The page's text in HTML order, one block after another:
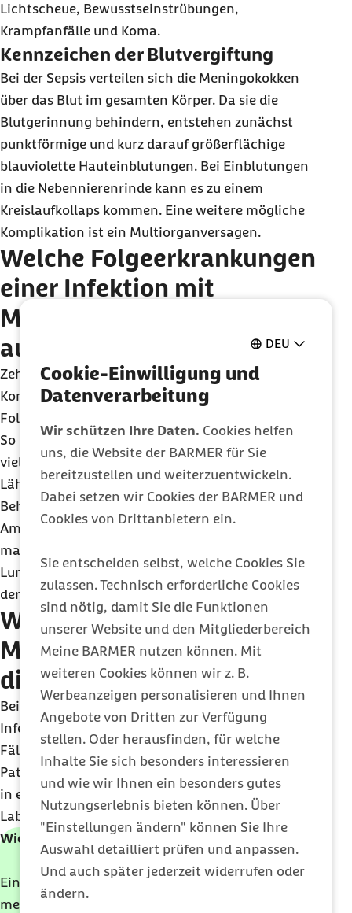
DEU
Cookie-Einwilligung und
Datenverarbeitung
Wir schützen Ihre Daten. Cookies helfen
uns, die Website der BARMER für Sie
bereitzustellen und weiterzuentwickeln.
Dabei setzen wir Cookies der BARMER und
Cookies von Drittanbietern ein.
Sie entscheiden selbst, welche Cookies Sie
zulassen. Technisch erforderliche Cookies
sind nötig, damit Sie die Funktionen
unserer Website und den Mitgliederbereich
Meine BARMER nutzen können. Mit
weiteren Cookies können wir z. B.
Werbeanzeigen personalisieren und Ihnen
Angebote von Dritten zur Verfügung
stellen. Oder herausfinden, für welche
Inhalte Sie sich besonders interessieren
und wie wir Ihnen ein besonders gutes
Nutzungserlebnis bieten können. Über
"Einstellungen ändern" können Sie Ihre
Auswahl detailliert prüfen und anpassen.
Und auch später jederzeit widerrufen oder
ändern.
Lichtscheue, Bewusstseinstrübungen,
Krampfanfälle und Koma.
Kennzeichen der Blutvergiftung
Bei der Sepsis verteilen sich die Meningokokken
über das Blut im gesamten Körper. Da sie die
Blutgerinnung behindern, entstehen zunächst
punktförmige und kurz darauf größerflächige
blauviolette Hauteinblutungen. Bei Einblutungen
in die Nebennierenrinde kann es zu einem
Kreislaufkollaps kommen. Eine weitere mögliche
Komplikation ist ein Multiorganversagen.
Welche Folgeerkrankungen
einer Infektion mit
Meningokokken können
auftreten?
Zehn bis 20 Prozent der Betroffenen erleiden
Komplikationen, die zu schweren
Folgeerkrankungen führen können.
So kann es in Folge der Hirnhautentzündung zu
vielen verschiedenen bleibenden Schäden wie
Lähmungen, Krämpfen, Hörverlust und geistiger
Behinderung kommen. Blutvergiftungen können
Amputationen befallener Gliedmaßen erforderlich
machen. Seltener, aber ebenso möglich, sind
Lungenentzündungen, Entzündungen des Herzens,
der Gelenke, der Knochen und des Knochenmarks.
Wie wird eine
Meningokokken-Infektion
diagnostiziert?
Bei Verdacht auf eine invasive Meningokokken-
Infektion macht der Arzt einen Rachenabstrich.
Fällt dieser Test positiv aus, erhält der betreffende
Patient sofort eine antibiotische Therapie und wird
in eine Klinik eingewiesen. Hier erfolgen dann im
Labor gezieltere Nachweise der Meningokokken.
Wichtig: Meldepflicht beachten
Eine Meningokokken-Infektion ist eine
meldepflichtige Erkrankung. Bereits der Verdacht